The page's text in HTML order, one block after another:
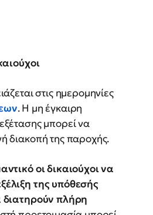
στις ημερομηνίες
. Η μη έγκαιρη
μπορεί να
διακοπή της παροχής.
οι δικαιούχοι να
της υπόθεσής
πλήρη